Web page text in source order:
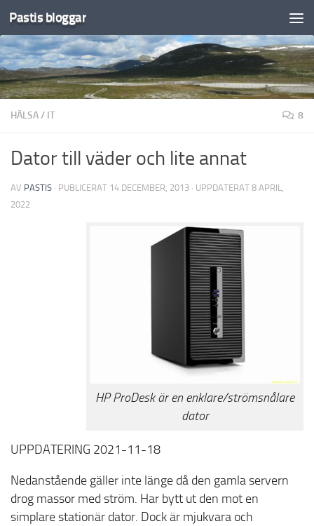
Under innehåll
Pastis bloggar
HÄLSA/ IT 8
Dator till väder och lite annat
AV PASTIS · PUBLICERAT 14 DECEMBER, 2013 · UPPDATERAT 8 APRIL,
2022
HP ProDesk är en enklare/strömsnålare
dator
UPPDATERING 2021-11-18
Nedanstående gäller inte länge då den gamla servern
drog massor med ström. Har bytt ut den mot en
simplare stationär dator. Dock är mjukvara och